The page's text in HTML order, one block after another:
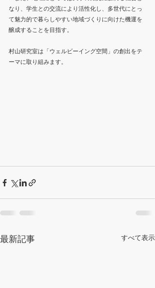
なり、学生との交流により活性化し、多世代にとっ
て魅力的で暮らしやすい地域づくりに向けた機運を
醸成することを目指す。
村山研究室は「ウェルビーイング空間」の創出をテ
ーマに取り組みます。
最新記事 すべて表示